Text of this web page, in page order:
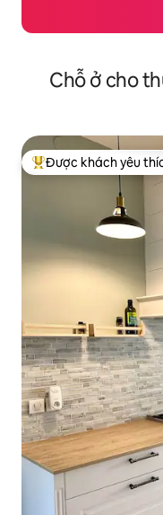
Chỗ ở cho
Được khách yêu thích
Được khách yêu